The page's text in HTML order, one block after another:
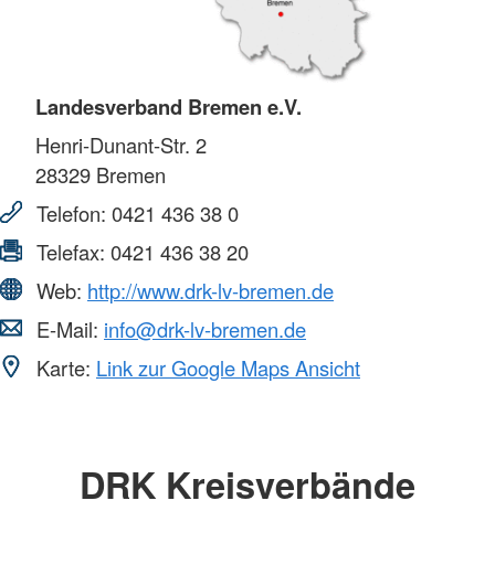
Landesverband Bremen e.V.
Henri-Dunant-Str. 2
28329 Bremen
Telefon: 0421 436 38 0
Telefax: 0421 436 38 20
Web: http://www.drk-lv-bremen.de
E-Mail: info@drk-lv-bremen.de
Karte: Link zur Google Maps Ansicht
DRK Kreisverbände